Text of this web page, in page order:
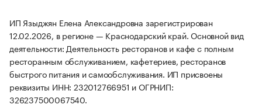
ИП Языджян Елена Александровна зарегистрирован
12.02.2026, в регионе — Краснодарский край. Основной вид
деятельности: Деятельность ресторанов и кафе с полным
ресторанным обслуживанием, кафетериев, ресторанов
быстрого питания и самообслуживания. ИП присвоены
реквизиты ИНН: 232012766951 и ОГРНИП:
326237500067540.